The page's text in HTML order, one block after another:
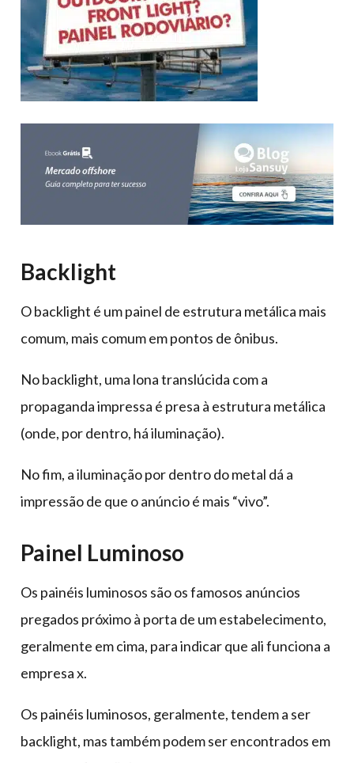
Backlight
O backlight é um painel de estrutura metálica mais
comum, mais comum em pontos de ônibus.
No backlight, uma lona translúcida com a
propaganda impressa é presa à estrutura metálica
(onde, por dentro, há iluminação).
No fim, a iluminação por dentro do metal dá a
impressão de que o anúncio é mais “vivo”.
Painel Luminoso
Os painéis luminosos são os famosos anúncios
pregados próximo à porta de um estabelecimento,
geralmente em cima, para indicar que ali funciona a
empresa x.
Os painéis luminosos, geralmente, tendem a ser
backlight, mas também podem ser encontrados em